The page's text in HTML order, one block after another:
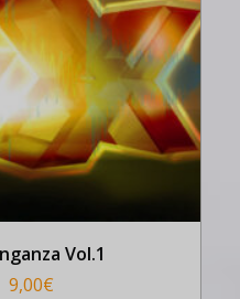
Vol.1
9,00€